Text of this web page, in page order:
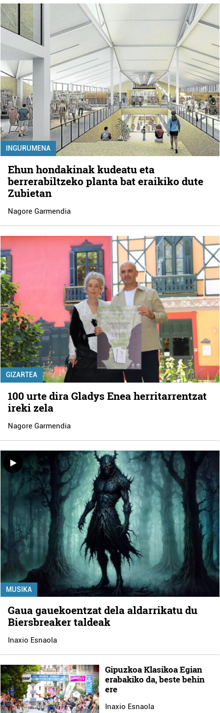
INGURUMENA
Ehun hondakinak kudeatu eta
berrerabiltzeko planta bat eraikiko dute
Zubietan
Nagore Garmendia
GIZARTEA
100 urte dira Gladys Enea herritarrentzat
ireki zela
Nagore Garmendia
MUSIKA
Gaua gauekoentzat dela aldarrikatu du
Biersbreaker taldeak
Inaxio Esnaola
Gipuzkoa Klasikoa Egian
erabakiko da, beste behin
ere
Inaxio Esnaola